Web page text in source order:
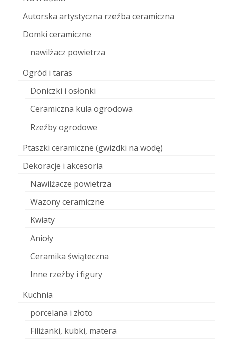
Autorska artystyczna rzeźba ceramiczna
Domki ceramiczne
nawilżacz powietrza
Ogród i taras
Doniczki i osłonki
Ceramiczna kula ogrodowa
Rzeźby ogrodowe
Ptaszki ceramiczne (gwizdki na wodę)
Dekoracje i akcesoria
Nawilżacze powietrza
Wazony ceramiczne
Kwiaty
Anioły
Ceramika świąteczna
Inne rzeźby i figury
Kuchnia
porcelana i złoto
Filiżanki, kubki, matera